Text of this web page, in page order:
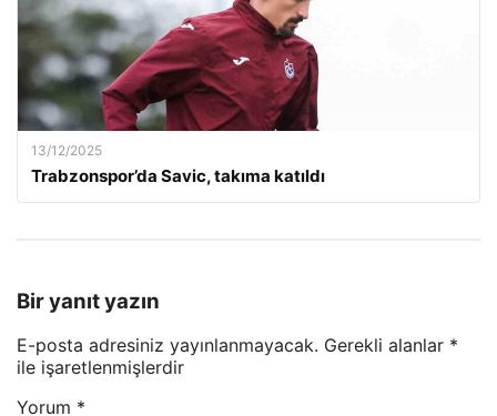
13/12/2025
Trabzonspor’da Savic, takıma katıldı
Bir yanıt yazın
E-posta adresiniz yayınlanmayacak. Gerekli alanlar *
ile işaretlenmişlerdir
Yorum *